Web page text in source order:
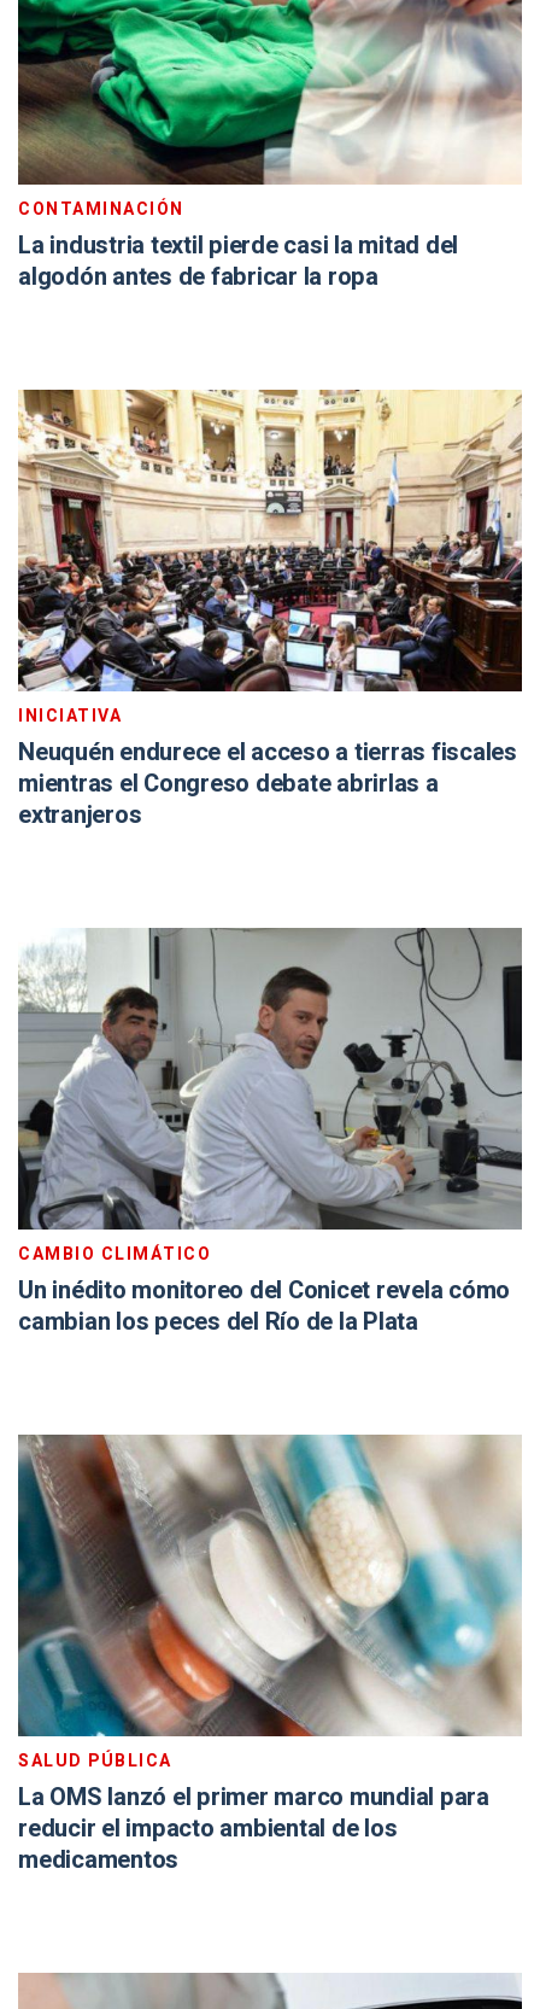
CONTAMINACIÓN
La industria textil pierde casi la mitad del
algodón antes de fabricar la ropa
INICIATIVA
Neuquén endurece el acceso a tierras fiscales
mientras el Congreso debate abrirlas a
extranjeros
CAMBIO CLIMÁTICO
Un inédito monitoreo del Conicet revela cómo
cambian los peces del Río de la Plata
SALUD PÚBLICA
La OMS lanzó el primer marco mundial para
reducir el impacto ambiental de los
medicamentos